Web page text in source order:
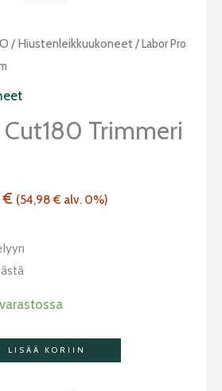
/ Hiustenleikkuukoneet/ Labor Pro
Trimmeri
€
Nykyinen
on:
(54,98€ alv. 0%)
LISÄÄ KORIIN